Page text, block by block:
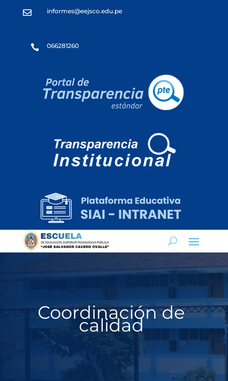
 informes@eejsco.edu.pe
 066281260
Coordinación de
calidad